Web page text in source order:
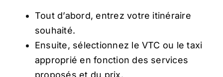
Tout d’abord, entrez votre itinéraire
souhaité.
Ensuite, sélectionnez le VTC ou le taxi
approprié en fonction des services
proposés et du prix.